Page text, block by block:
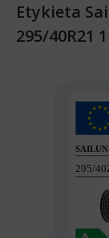
Etykieta
295/40R21